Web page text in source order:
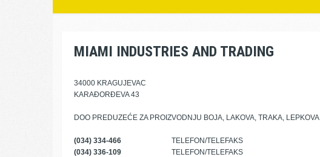
MIAMI INDUSTRIES AND TRADING
34000 KRAGUJEVAC
KARAĐORĐEVA 43
DOO PREDUZEĆE ZA PROIZVODNJU BOJA, LAKOVA, TRAKA, LEPKOVA
(034) 334-466
TELEFON/TELEFAKS
(034) 336-109
TELEFON/TELEFAKS